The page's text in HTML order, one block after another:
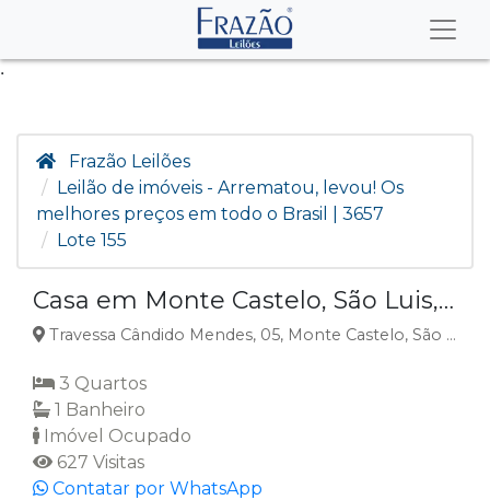
.
Frazão Leilões
Leilão de imóveis - Arrematou, levou! Os
melhores preços em todo o Brasil | 3657
Lote 155
Casa em Monte Castelo, São Luis, MA
Travessa Cândido Mendes, 05, Monte Castelo, São Luís, MA
3 Quartos
1 Banheiro
Imóvel Ocupado
627 Visitas
Contatar por WhatsApp